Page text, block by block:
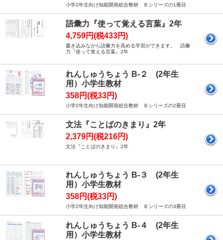
小学2年生向け知能開発総合教材 Ｂシリーズの1冊目
語彙力『使って覚える言葉』2年
4,759円(税433円)
書き込みながら語彙力を高める学習ができます。 語彙
力『使って覚える言葉』2年
れんしゅうちょう B-２ (2年生
用）小学生教材
358円(税33円)
小学2年生向け知能開発総合教材 Ｂシリーズの2冊目
文法『ことばのきまり』2年
2,379円(税216円)
文法『ことばのきまり』2年
れんしゅうちょう B-３ (2年生
用）小学生教材
358円(税33円)
小学2年生向け知能開発総合教材 Ｂシリーズの3冊目
れんしゅうちょう B-４ (2年生
用）小学生教材